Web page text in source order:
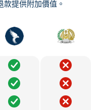
提供附加價值。